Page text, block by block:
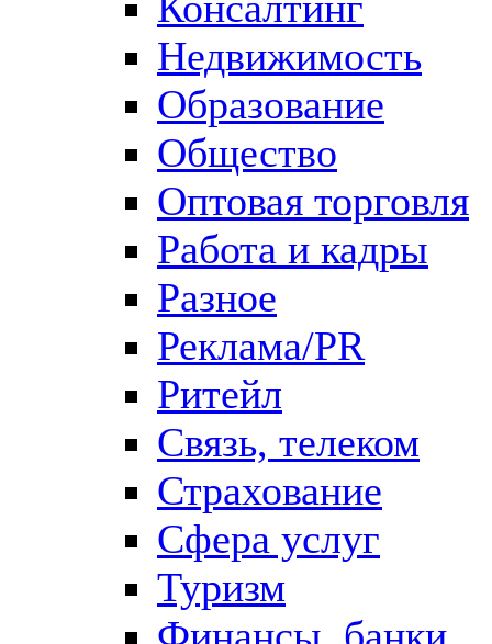
Недвижимость
Образование
Общество
Оптовая торговля
Работа и кадры
Разное
Реклама/PR
Ритейл
Связь, телеком
Страхование
Сфера услуг
Туризм
Финансы, банки